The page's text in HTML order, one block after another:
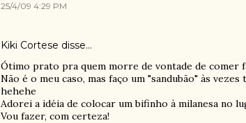
25/4/09 4:29 PM
Kiki Cortese disse…
Ótimo prato pra quem morre de vontade de comer
Não é o meu caso, mas faço um "sandubão" às
hehehe
Adorei a idéia de colocar um bifinho à milanesa no
Vou fazer, com certeza!